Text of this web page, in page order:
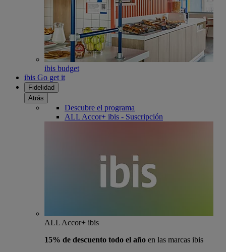
ibis budget
ibis Go get it
Fidelidad
Atrás
Descubre el programa
ALL Accor+ ibis - Suscripción
ALL Accor+ ibis
15% de descuento todo el año en las marcas ibis